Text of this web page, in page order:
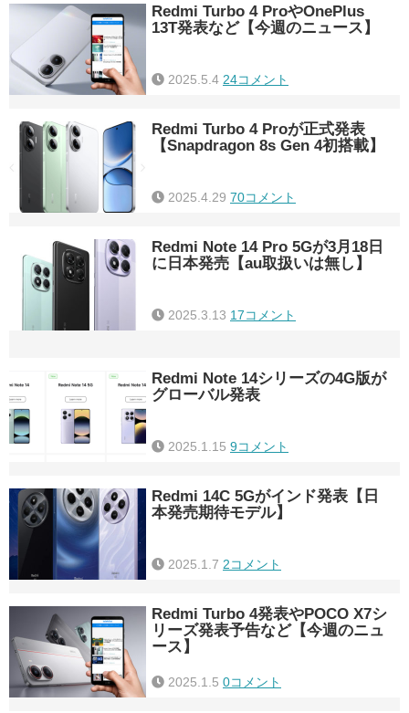
Redmi Turbo 4 ProやOnePlus
13T発表など【今週のニュース】
2025.5.4 24コメント
Redmi Turbo 4 Proが正式発表
【Snapdragon 8s Gen 4初搭載】
2025.4.29 70コメント
Redmi Note 14 Pro 5Gが3月18日
に日本発売【au取扱いは無し】
2025.3.13 17コメント
Redmi Note 14シリーズの4G版が
グローバル発表
2025.1.15 9コメント
Redmi 14C 5Gがインド発表【日
本発売期待モデル】
2025.1.7 2コメント
Redmi Turbo 4発表やPOCO X7シ
リーズ発表予告など【今週のニュ
ース】
2025.1.5 0コメント